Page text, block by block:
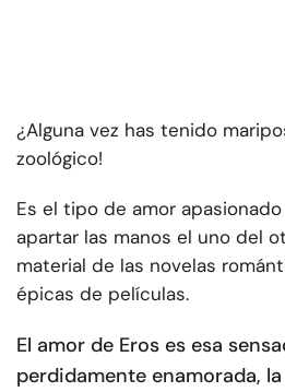
¿Alguna vez has tenido
zoológico!
Es el tipo de amor
apartar las manos el uno del
material de las novelas
épicas de películas.
El amor de Eros es esa
perdidamente enamorada,